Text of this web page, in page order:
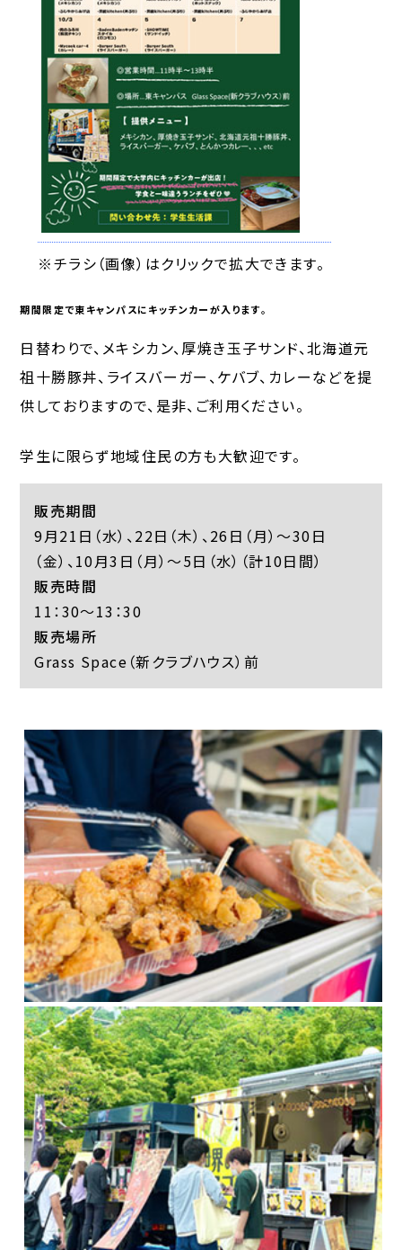
※チラシ（画像）はクリックで拡大できます。
期間限定で東キャンパスにキッチンカーが入ります。
日替わりで、メキシカン、厚焼き玉子サンド、北海道元
祖十勝豚丼、ライスバーガー、ケバブ、カレーなどを提
供しておりますので、是非、ご利用ください。
学生に限らず地域住民の方も大歓迎です。
販売期間
9月21日（水）、22日（木）、26日（月）～30日
（金）、10月3日（月）～5日（水）（計10日間）
販売時間
11：30～13：30
販売場所
Grass Space（新クラブハウス）前